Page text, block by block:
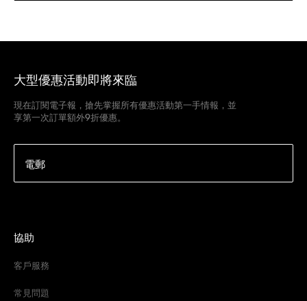
大型優惠活動即將來臨
現在訂閱電子報，搶先掌握所有優惠活動第一手情報，並
享第一次訂單額外9折優惠。
電郵
協助
客戶服務
常見問題